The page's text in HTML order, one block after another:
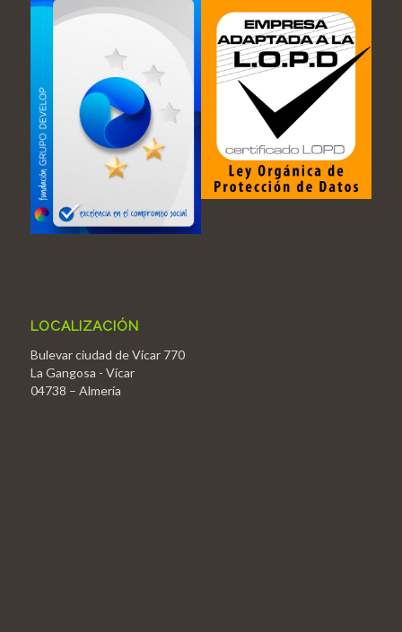
LOCALIZACIÓN
Bulevar ciudad de Vícar 770
La Gangosa - Vícar
04738 – Almería